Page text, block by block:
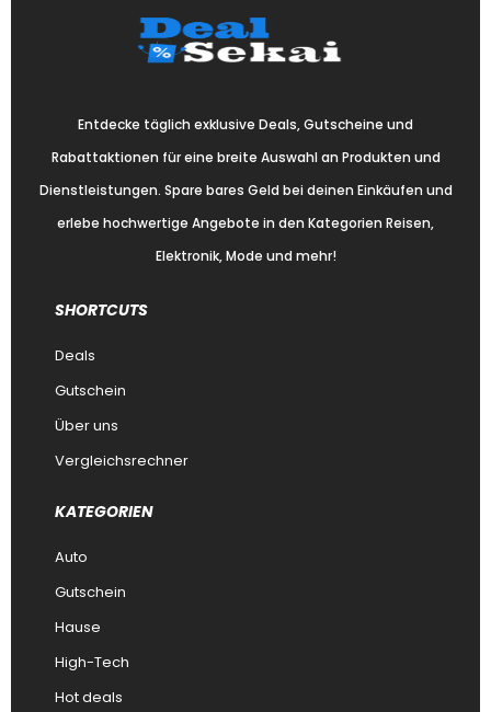
Entdecke täglich exklusive Deals, Gutscheine und
Rabattaktionen für eine breite Auswahl an Produkten und
Dienstleistungen. Spare bares Geld bei deinen Einkäufen und
erlebe hochwertige Angebote in den Kategorien Reisen,
Elektronik, Mode und mehr!
SHORTCUTS
Deals
Gutschein
Über uns
Vergleichsrechner
KATEGORIEN
Auto
Gutschein
Hause
High-Tech
Hot deals